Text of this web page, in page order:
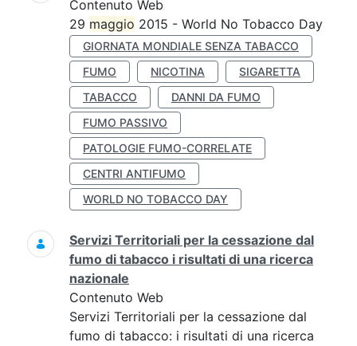
Contenuto Web
29 maggio 2015 - World No Tobacco Day
GIORNATA MONDIALE SENZA TABACCO
FUMO
NICOTINA
SIGARETTA
TABACCO
DANNI DA FUMO
FUMO PASSIVO
PATOLOGIE FUMO-CORRELATE
CENTRI ANTIFUMO
WORLD NO TOBACCO DAY
Servizi Territoriali per la cessazione dal
fumo di tabacco i risultati di una ricerca
nazionale
Contenuto Web
Servizi Territoriali per la cessazione dal
fumo di tabacco: i risultati di una ricerca